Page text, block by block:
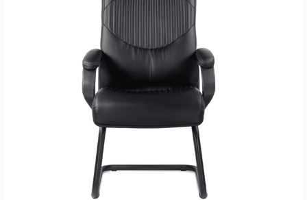
В КОРЗИНУ Быстрый Просмотр